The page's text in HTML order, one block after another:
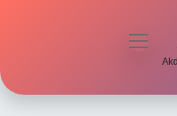
menüyü